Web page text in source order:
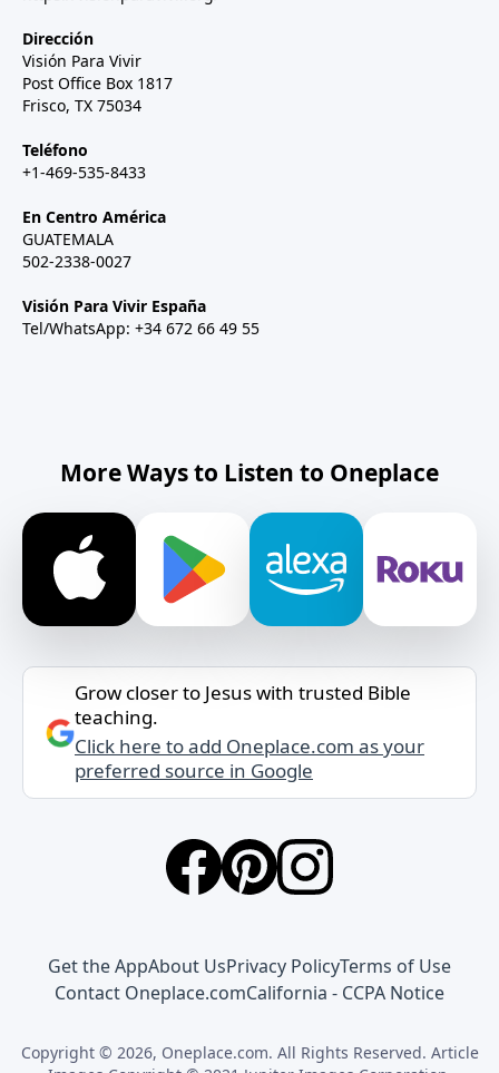
Dirección
Visión Para Vivir
Post Office Box 1817
Frisco, TX 75034
Teléfono
+1-469-535-8433
En Centro América
GUATEMALA
502-2338-0027
Visión Para Vivir España
Tel/WhatsApp: +34 672 66 49 55
More Ways to Listen to Oneplace
Grow closer to Jesus with trusted Bible
teaching.
Click here to add Oneplace.com as your
preferred source in Google
Get the AppAbout UsPrivacy PolicyTerms of Use
Contact Oneplace.comCalifornia - CCPA Notice
Copyright © 2026, Oneplace.com. All Rights Reserved. Article